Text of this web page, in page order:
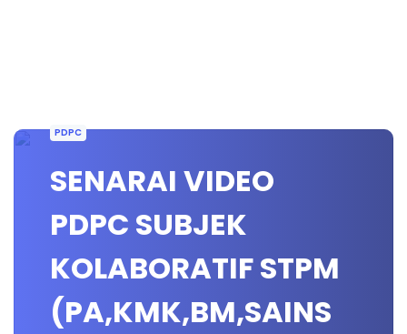
PDPC
SENARAI VIDEO
PDPC SUBJEK
KOLABORATIF STPM
(PA,KMK,BM,SAINS